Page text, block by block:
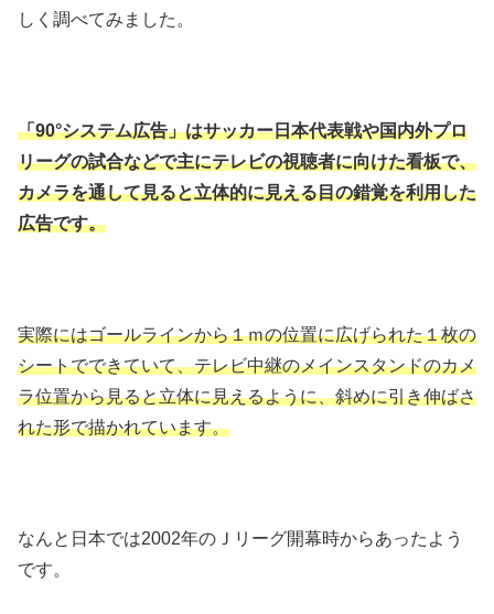
しく調べてみました。
「90°システム広告」はサッカー日本代表戦や国内外プロ
リーグの試合などで主にテレビの視聴者に向けた看板で、
カメラを通して見ると立体的に見える目の錯覚を利用した
広告です。
実際にはゴールラインから１ｍの位置に広げられた１枚の
シートでできていて、テレビ中継のメインスタンドのカメ
ラ位置から見ると立体に見えるように、斜めに引き伸ばさ
れた形で描かれています。
なんと日本では2002年のＪリーグ開幕時からあったよう
です。